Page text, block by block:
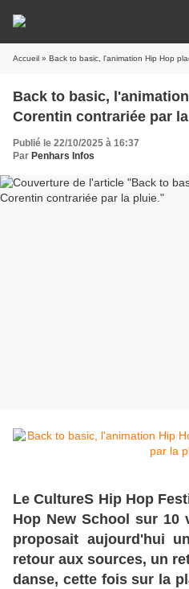
Accueil » Back to basic, l'animation Hip Hop
Back to basic,
Corentin contrariée par
Publié le 22/10/2025 à 16:37
Par Penhars Infos
Le CultureS Hip Hop
Hop New School sur 10
proposait aujourd'hui
retour aux sources, un
danse, cette fois sur la